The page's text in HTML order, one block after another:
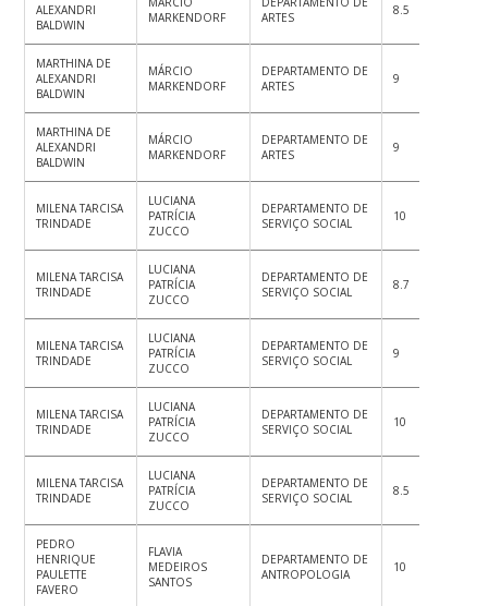
ALEXANDRI
BALDWIN
MARKENDORF
ARTES
8.5
MARTHINA DE
ALEXANDRI
BALDWIN
MÁRCIO
MARKENDORF
DEPARTAMENTO DE
ARTES
9
MARTHINA DE
ALEXANDRI
BALDWIN
MÁRCIO
MARKENDORF
DEPARTAMENTO DE
ARTES
9
MILENA TARCISA
TRINDADE
LUCIANA
PATRÍCIA
ZUCCO
DEPARTAMENTO DE
SERVIÇO SOCIAL
10
MILENA TARCISA
TRINDADE
LUCIANA
PATRÍCIA
ZUCCO
DEPARTAMENTO DE
SERVIÇO SOCIAL
8.7
MILENA TARCISA
TRINDADE
LUCIANA
PATRÍCIA
ZUCCO
DEPARTAMENTO DE
SERVIÇO SOCIAL
9
MILENA TARCISA
TRINDADE
LUCIANA
PATRÍCIA
ZUCCO
DEPARTAMENTO DE
SERVIÇO SOCIAL
10
MILENA TARCISA
TRINDADE
LUCIANA
PATRÍCIA
ZUCCO
DEPARTAMENTO DE
SERVIÇO SOCIAL
8.5
PEDRO
HENRIQUE
PAULETTE
FAVERO
FLAVIA
MEDEIROS
SANTOS
DEPARTAMENTO DE
ANTROPOLOGIA
10